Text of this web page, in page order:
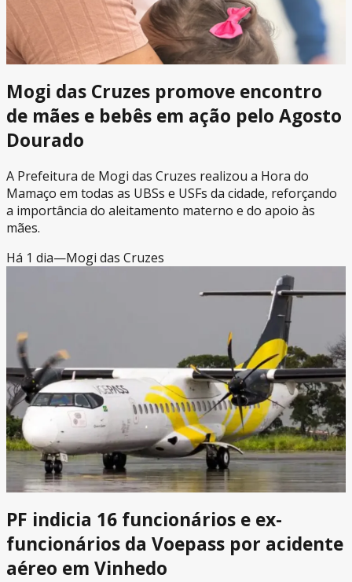
Mogi das Cruzes promove encontro
de mães e bebês em ação pelo Agosto
Dourado
A Prefeitura de Mogi das Cruzes realizou a Hora do
Mamaço em todas as UBSs e USFs da cidade, reforçando
a importância do aleitamento materno e do apoio às
mães.
Há 1 dia—Mogi das Cruzes
PF indicia 16 funcionários e ex-
funcionários da Voepass por acidente
aéreo em Vinhedo